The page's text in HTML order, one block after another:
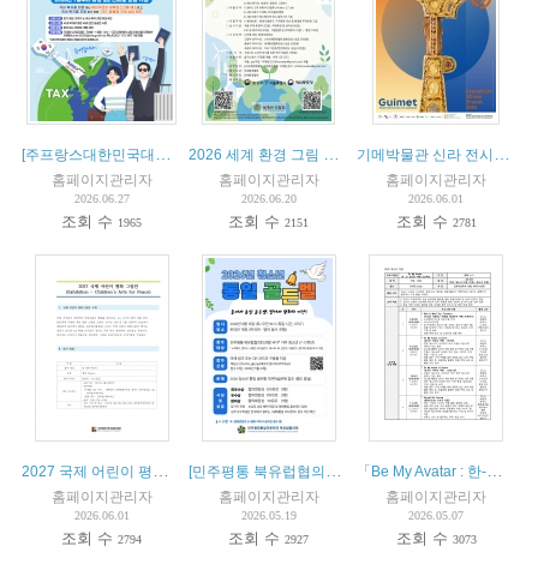
홈페이지관리자
2026.06.27
조회 수 1965
홈페이지관리자
2026.06.20
조회 수2151
홈페이지관리자
2026.06.01
조회 수 2781
홈페이지관리자
2026.06.01
조회 수2794
홈페이지관리자
2026.05.19
조회 수2927
「Be My Avatar : 한-프 실시간 여행 프로젝트」 참가자 모집
홈페이지관리자
2026.05.07
조회 수 3073